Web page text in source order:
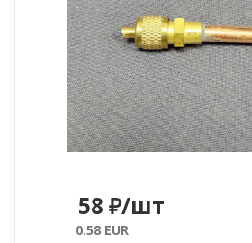
58 ₽/шт
0.58 EUR